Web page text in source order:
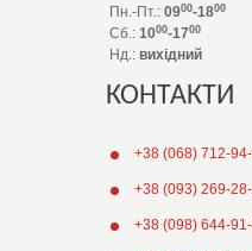
Пн.-Пт.: 0900-1800
Сб.: 1000-1700
Нд.: вихідний
КОНТАКТИ
+38 (068) 712-
+38 (093) 269-
+38 (098) 644-